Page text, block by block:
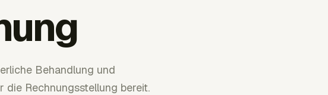
Behandlung und
die Rechnungsstellung bereit.